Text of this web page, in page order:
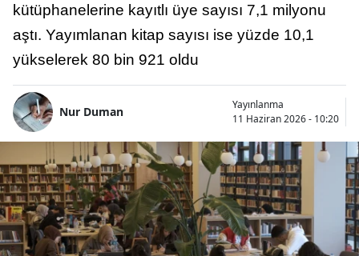
kütüphanelerine kayıtlı üye sayısı 7,1 milyonu
aştı. Yayımlanan kitap sayısı ise yüzde 10,1
yükselerek 80 bin 921 oldu
Nur Duman
Yayınlanma
11 Haziran 2026 - 10:20